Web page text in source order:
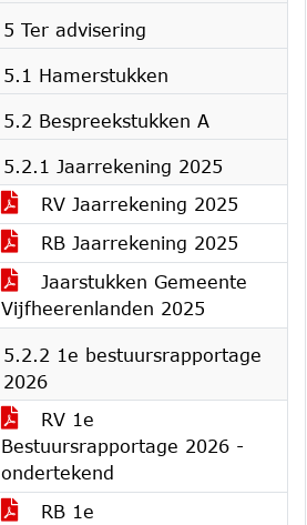
5 Ter advisering
5.1 Hamerstukken
5.2 Bespreekstukken A
5.2.1 Jaarrekening 2025
RV Jaarrekening 2025
RB Jaarrekening 2025
Jaarstukken Gemeente
Vijfheerenlanden 2025
5.2.2 1e bestuursrapportage
2026
RV 1e
Bestuursrapportage 2026 -
ondertekend
RB 1e